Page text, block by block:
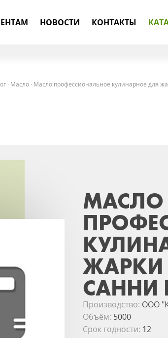
НОВОСТИ КОНТАКТЫ
· Масло· Масло профессиональное кулинарное для
МАСЛО
ЖАРКИ
САННИ
Производство: ООО
Объём: 5000
Срок годности: 12